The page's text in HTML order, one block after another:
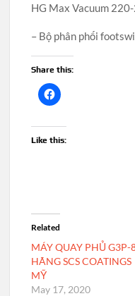
HG Max Vacuum
– Bộ phân phối
Share this:
Like this:
Related
MÁY QUAY PHỦ G3P-
HÃNG SCS COATINGS
MỸ
May 17, 2020